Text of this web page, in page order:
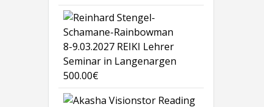
8-9.03.2027 REIKI Lehrer
Seminar in Langenargen
500.00€